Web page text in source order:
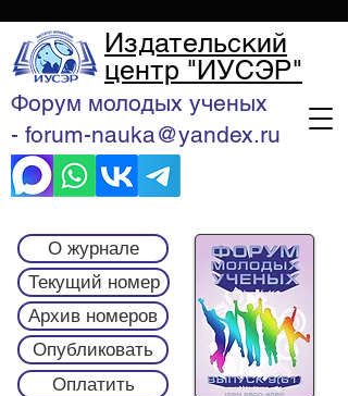
Издательский
центр "ИУСЭР"
Форум молодых ученых
- forum-nauka@yandex.ru
О журнале
Текущий номер
Архив номеров
Опубликовать
Оплатить